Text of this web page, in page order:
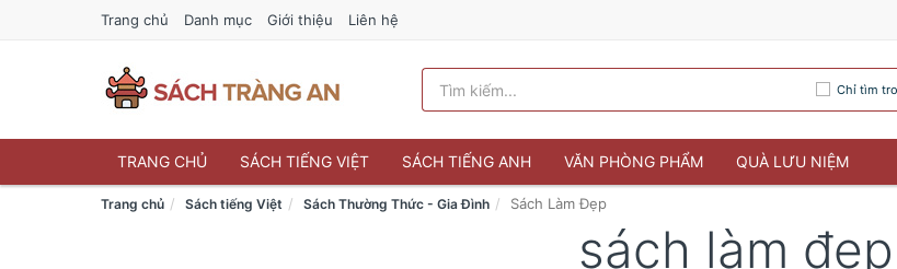
Trang chủ Danh mục Giới thiệu Liên hệ
Chỉ tìm
TRANG CHỦ SÁCH TIẾNG VIỆT SÁCH TIẾNG ANH VĂN PHÒNG PHẨM QUÀ LƯU NIỆM
Trang chủ Sách tiếng Việt Sách Thường Thức - Gia Đình Sách Làm Đẹp
sách làm đẹp